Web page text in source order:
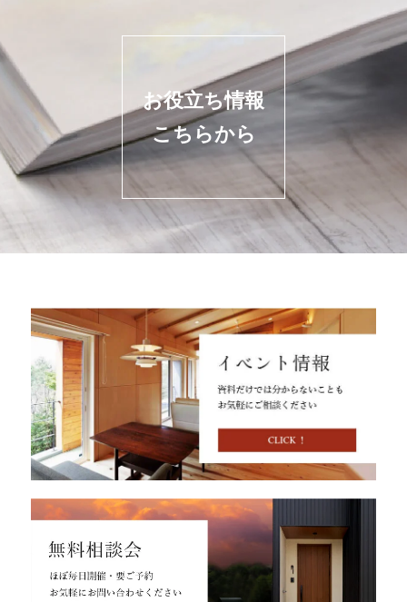
お役立ち情報
こちらから